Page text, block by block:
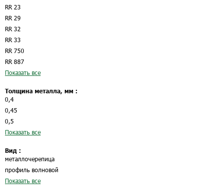
RR 23
RR 29
RR 32
RR 33
RR 750
RR 887
Показать все
Толщина металла, мм :
0,4
0,45
0,5
Показать все
Вид :
металлочерепица
профиль волновой
Показать все